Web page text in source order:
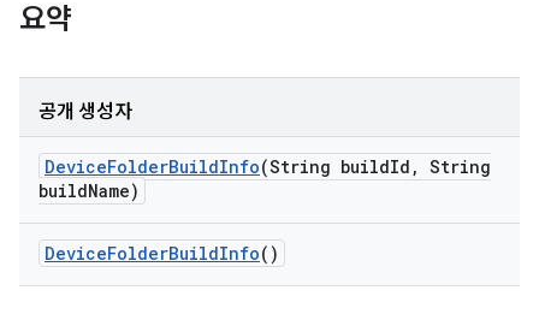
요약
공개 생성자
DeviceFolderBuildInfo(String buildId , String
buildName)
DeviceFolderBuildInfo()